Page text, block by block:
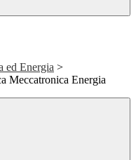
ed Energia >
Meccatronica Energia